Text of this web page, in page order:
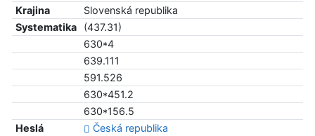
Krajina
Slovenská republika
Systematika
(437.31)
630*4
639.111
591.526
630*451.2
630*156.5
Heslá
Česká republika